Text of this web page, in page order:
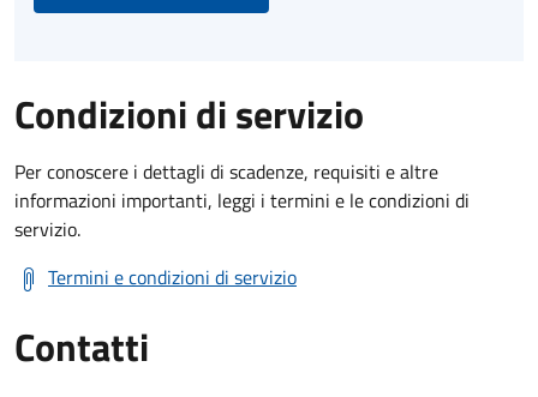
Condizioni di servizio
Per conoscere i dettagli di scadenze, requisiti e altre
informazioni importanti, leggi i termini e le condizioni di
servizio.
Termini e condizioni di servizio
Contatti